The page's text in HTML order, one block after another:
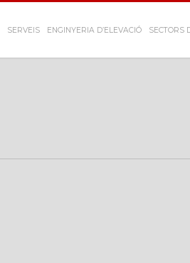
SERVEIS ENGINYERIA D’ELEVACIÓ SECTORS